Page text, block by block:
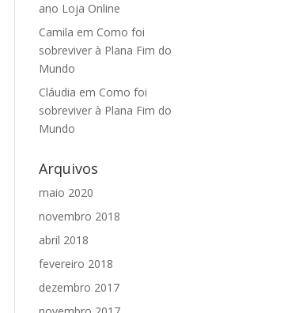
ano Loja Online
Camila em Como foi
sobreviver à Plana Fim do
Mundo
Cláudia em Como foi
sobreviver à Plana Fim do
Mundo
Arquivos
maio 2020
novembro 2018
abril 2018
fevereiro 2018
dezembro 2017